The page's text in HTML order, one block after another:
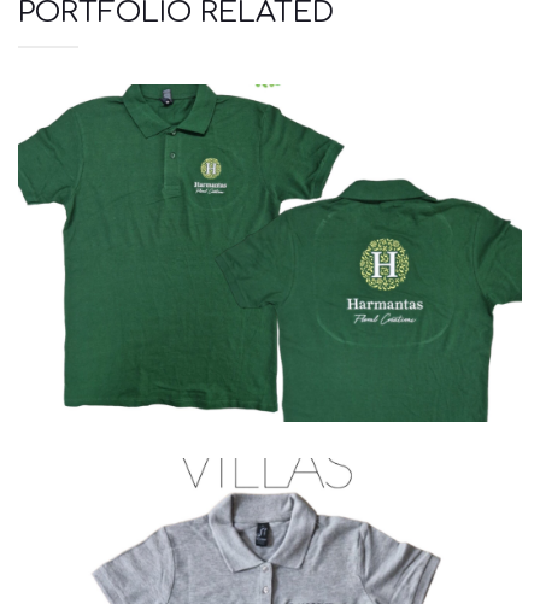
PORTFOLIO RELATED